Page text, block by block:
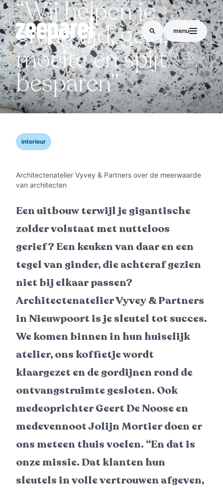
menu
“Wij helpen je
graag tijd, geld,
moeite en spijt
besparen”
interieur
Architectenatelier Vyvey & Partners over de meerwaarde
van architecten
Een uitbouw terwijl je gigantische
zolder volstaat met nutteloos
gerief? Een keuken van daar en een
tegel van ginder, die achteraf gezien
niet bij elkaar passen?
Architectenatelier Vyvey & Partners
in Nieuwpoort is je sleutel tot succes.
We komen binnen in hun huiselijk
atelier, ons koffietje wordt
klaargezet en de gordijnen rond de
ontvangstruimte gesloten. Ook
medeoprichter Geert De Noose en
medevennoot Jolijn Mortier doen er
ons meteen thuis voelen. “En dat is
onze missie. Dat klanten hun
sleutels in volle vertrouwen afgeven,